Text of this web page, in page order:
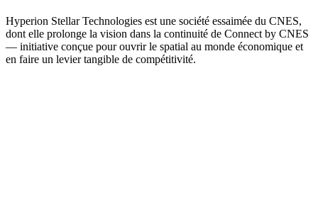
Hyperion Stellar Technologies est une société essaimée du CNES,
dont elle prolonge la vision dans la continuité de Connect by CNES
— initiative conçue pour ouvrir le spatial au monde économique et
en faire un levier tangible de compétitivité.